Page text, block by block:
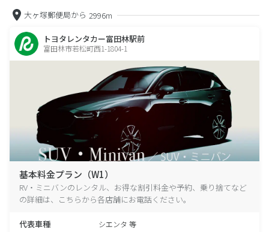
大ヶ塚郵便局から 2996m
トヨタレンタカー富田林駅前
富田林市若松町西1-1804-1
基本料金プラン（W1）
RV・ミニバンのレンタル、お得な割引料金や予約、乗り捨てなど
の詳細は、こちらから各店舗にお電話ください。
代表車種 シエンタ 等